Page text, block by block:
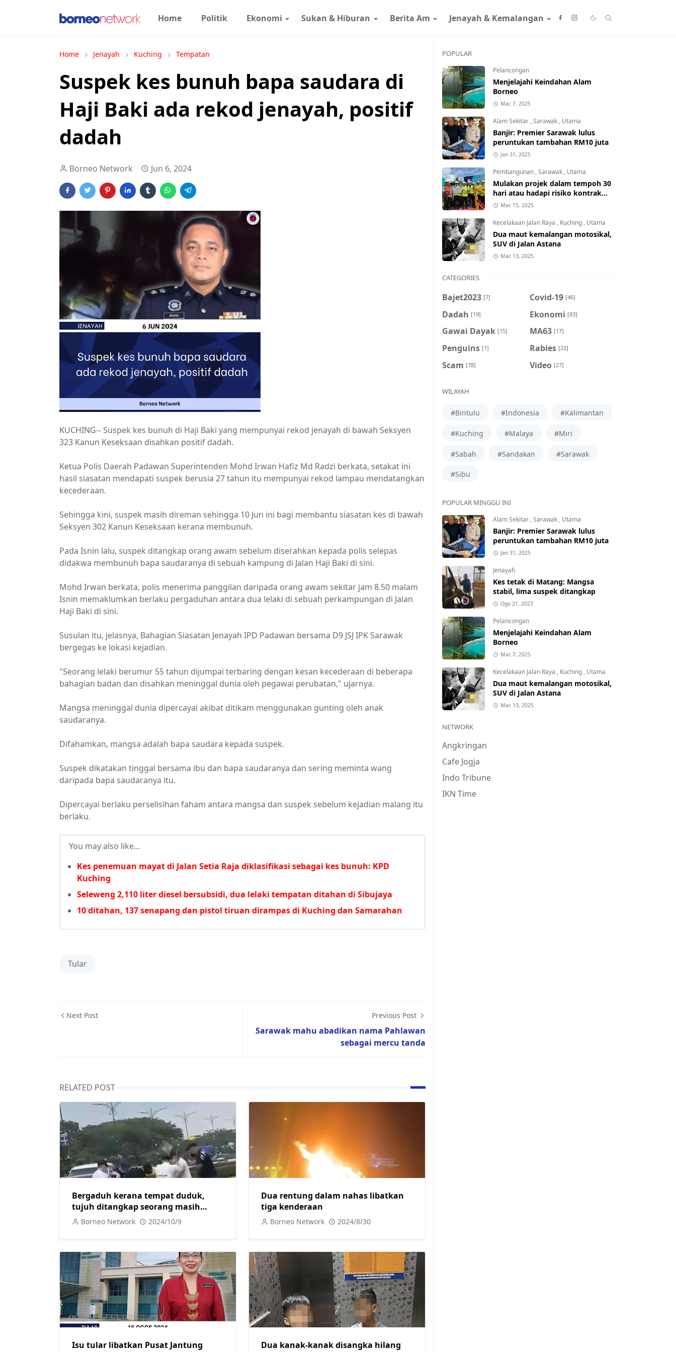
Home Politik Ekonomi Sukan & Hiburan Berita Am Jenayah & Kemalangan
Home Jenayah Kuching Tempatan
Suspek kes bunuh bapa saudara di
Haji Baki ada rekod jenayah, positif
dadah
Borneo Network Jun 6, 2024
KUCHING-- Suspek kes bunuh di Haji Baki yang mempunyai rekod jenayah di bawah Seksyen
323 Kanun Keseksaan disahkan positif dadah.
Ketua Polis Daerah Padawan Superintenden Mohd Irwan Hafiz Md Radzi berkata, setakat ini
hasil siasatan mendapati suspek berusia 27 tahun itu mempunyai rekod lampau mendatangkan
kecederaan.
Sehingga kini, suspek masih direman sehingga 10 Jun ini bagi membantu siasatan kes di bawah
Seksyen 302 Kanun Keseksaan kerana membunuh.
Pada Isnin lalu, suspek ditangkap orang awam sebelum diserahkan kepada polis selepas
didakwa membunuh bapa saudaranya di sebuah kampung di Jalan Haji Baki di sini.
Mohd Irwan berkata, polis menerima panggilan daripada orang awam sekitar jam 8.50 malam
Isnin memaklumkan berlaku pergaduhan antara dua lelaki di sebuah perkampungan di Jalan
Haji Baki di sini.
Susulan itu, jelasnya, Bahagian Siasatan Jenayah IPD Padawan bersama D9 JSJ IPK Sarawak
bergegas ke lokasi kejadian.
"Seorang lelaki berumur 55 tahun dijumpai terbaring dengan kesan kecederaan di beberapa
bahagian badan dan disahkan meninggal dunia oleh pegawai perubatan," ujarnya.
Mangsa meninggal dunia dipercayai akibat ditikam menggunakan gunting oleh anak
saudaranya.
Difahamkan, mangsa adalah bapa saudara kepada suspek.
Suspek dikatakan tinggal bersama ibu dan bapa saudaranya dan sering meminta wang
daripada bapa saudaranya itu.
Dipercayai berlaku perselisihan faham antara mangsa dan suspek sebelum kejadian malang itu
berlaku.
You may also like...
Kes penemuan mayat di Jalan Setia Raja diklasifikasi sebagai kes bunuh: KPD
Kuching
Seleweng 2,110 liter diesel bersubsidi, dua lelaki tempatan ditahan di Sibujaya
10 ditahan, 137 senapang dan pistol tiruan dirampas di Kuching dan Samarahan
Tular
Next Post Previous Post
Sarawak mahu abadikan nama Pahlawan
sebagai mercu tanda
RELATED POST
Bergaduh kerana tempat duduk,
tujuh ditangkap seorang masih
diburu
Borneo Network 2024/10/9
Dua rentung dalam nahas libatkan
tiga kenderaan
Borneo Network 2024/8/30
Isu tular libatkan Pusat Jantung
Dua kanak-kanak disangka hilang
POPULAR
Pelancongan
Menjelajahi Keindahan Alam
Borneo
Mac 7, 2025
Alam Sekitar ,Sarawak , Utama
Banjir: Premier Sarawak lulus
peruntukan tambahan RM10 juta
Jan 31, 2025
Pembangunan ,Sarawak , Utama
Mulakan projek dalam tempoh 30
hari atau hadapi risiko kontrak
ditamatkan
Mac 15, 2025
Kecelakaan Jalan Raya , Kuching , Utama
Dua maut kemalangan motosikal,
SUV di Jalan Astana
Mac 13, 2025
CATEGORIES
Bajet2023 [7] Covid-19 [46]
Dadah [19] Ekonomi [83]
Gawai Dayak [15] MA63 [17]
Penguins [1] Rabies [22]
Scam [78] Video [27]
WILAYAH
#Bintulu #Indonesia #Kalimantan
#Kuching #Malaya #Miri
#Sabah #Sandakan #Sarawak
#Sibu
POPULAR MINGGU INI
Alam Sekitar ,Sarawak , Utama
Banjir: Premier Sarawak lulus
peruntukan tambahan RM10 juta
Jan 31, 2025
Jenayah
Kes tetak di Matang: Mangsa
stabil, lima suspek ditangkap
Ogo 21, 2023
Pelancongan
Menjelajahi Keindahan Alam
Borneo
Mac 7, 2025
Kecelakaan Jalan Raya , Kuching , Utama
Dua maut kemalangan motosikal,
SUV di Jalan Astana
Mac 13, 2025
NETWORK
Angkringan
Cafe Jogja
Indo Tribune
IKN Time